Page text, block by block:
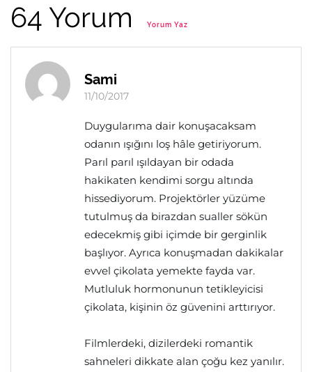
64 Yorum Yorum Yaz
Sami
11/10/2017
Duygularıma dair konuşacaksam
odanın ışığını loş hâle getiriyorum.
Parıl parıl ışıldayan bir odada
hakikaten kendimi sorgu altında
hissediyorum. Projektörler yüzüme
tutulmuş da birazdan sualler sökün
edecekmiş gibi içimde bir gerginlik
başlıyor. Ayrıca konuşmadan dakikalar
evvel çikolata yemekte fayda var.
Mutluluk hormonunun tetikleyicisi
çikolata, kişinin öz güvenini arttırıyor.
Filmlerdeki, dizilerdeki romantik
sahneleri dikkate alan çoğu kez yanılır.